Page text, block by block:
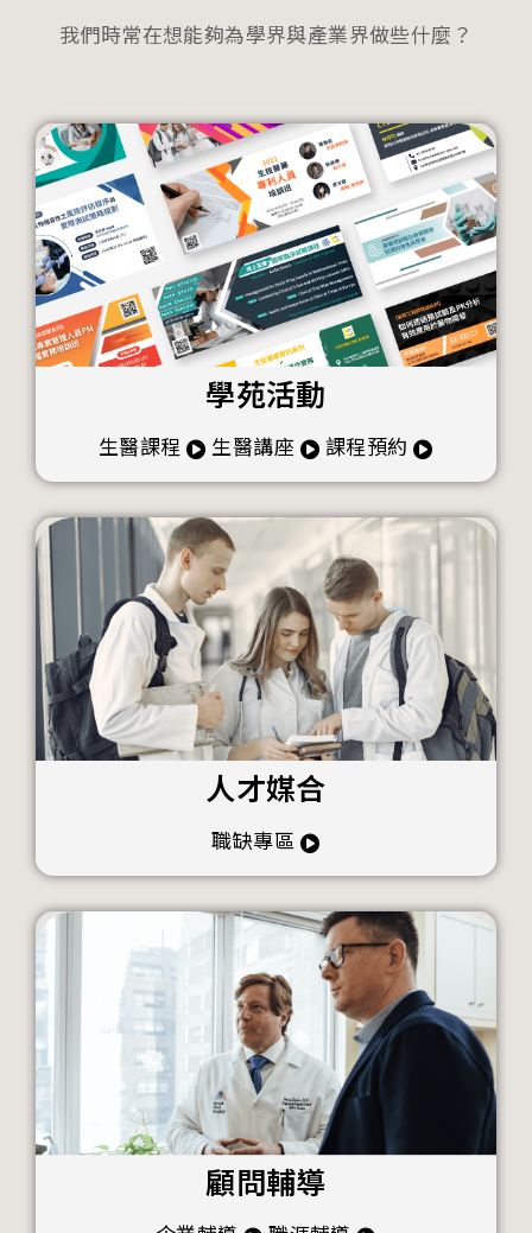
我們時常在想能夠為學界與產業界做些什麼？
學苑活動
生醫課程 生醫講座 課程預約
人才媒合
職缺專區
顧問輔導